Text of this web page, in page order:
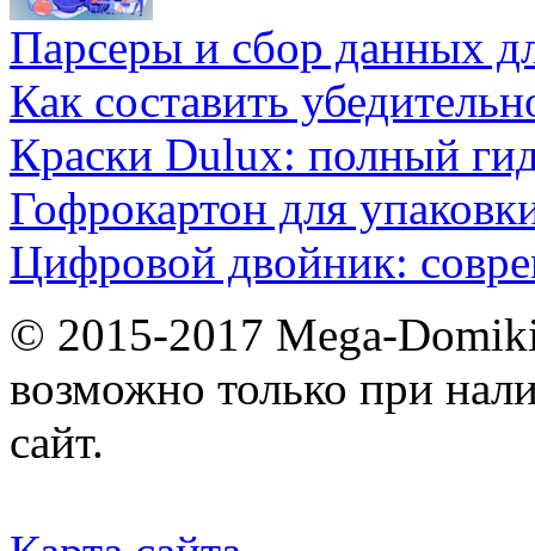
Парсеры и сбор данных
Как составить
Краски Dulux: полный
Гофрокартон для
Цифровой двойник:
© 2015-2017 Mega-
возможно только при
сайт.